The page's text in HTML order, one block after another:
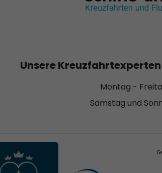
Unsere
Montag -
Samstag und